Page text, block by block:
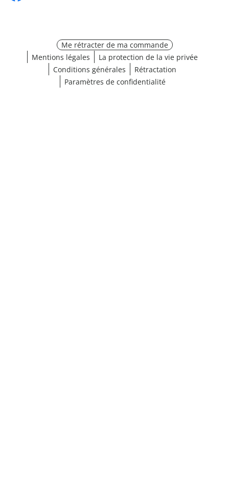
Me rétracter de ma commande
Mentions légales
La protection de la vie privée
Conditions générales
Rétractation
Paramètres de confidentialité